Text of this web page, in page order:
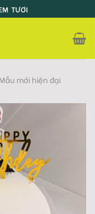
TƯƠI
Mẫu mới hiện đại